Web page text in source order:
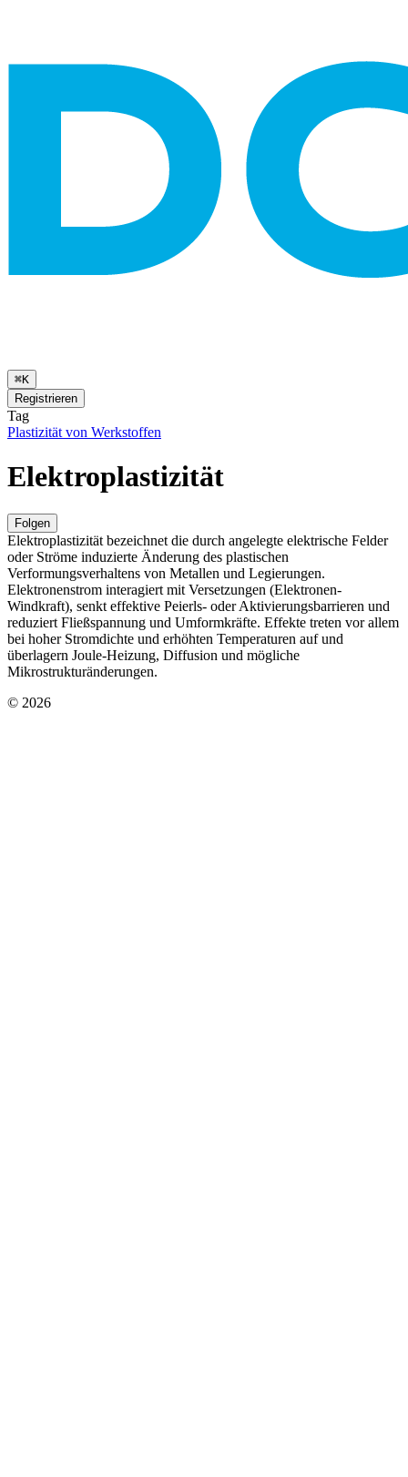
⌘K
Registrieren
Tag
Plastizität von Werkstoffen
Elektroplastizität
Folgen
Elektroplastizität bezeichnet die durch angelegte elektrische Felder
oder Ströme induzierte Änderung des plastischen
Verformungsverhaltens von Metallen und Legierungen.
Elektronenstrom interagiert mit Versetzungen (Elektronen-
Windkraft), senkt effektive Peierls- oder Aktivierungsbarrieren und
reduziert Fließspannung und Umformkräfte. Effekte treten vor allem
bei hoher Stromdichte und erhöhten Temperaturen auf und
überlagern Joule-Heizung, Diffusion und mögliche
Mikrostrukturänderungen.
© 2026